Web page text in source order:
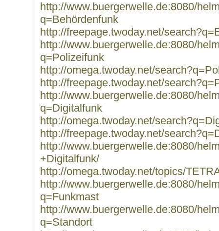
http://www.buergerwelle.de:8080/
q=Behördenfunk
http://freepage.twoday.net/
http://www.buergerwelle.de:8080/
q=Polizeifunk
http://omega.twoday.net/
http://freepage.twoday.net/
http://www.buergerwelle.de:8080/
q=Digitalfunk
http://omega.twoday.net/
http://freepage.twoday.net/
http://www.buergerwelle.de:8080/
+Digitalfunk/
http://omega.twoday.net/topics/
http://www.buergerwelle.de:8080/
q=Funkmast
http://www.buergerwelle.de:8080/
q=Standort